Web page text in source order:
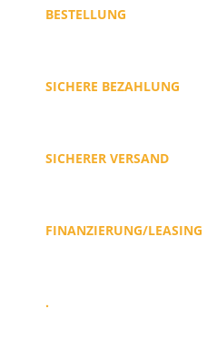
BESTELLUNG
SICHERE BEZAHLUNG
SICHERER VERSAND
FINANZIERUNG/LEASING
.